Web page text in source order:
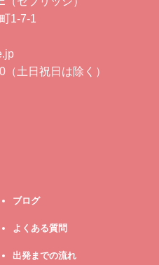
1-7-1
土日祝日は除く）
ブログ
よくある質問
出発までの流れ